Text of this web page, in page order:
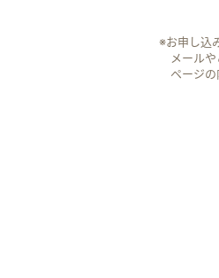
※お申し込
メール
ページの